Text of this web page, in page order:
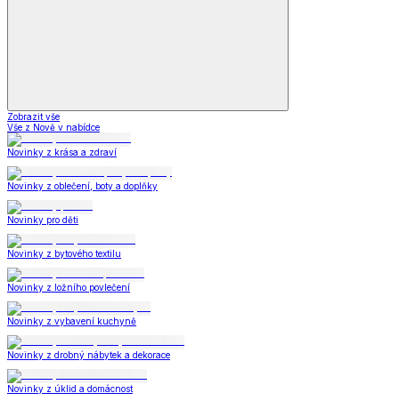
Zobrazit vše
Vše z Nově v nabídce
Novinky z krása a zdraví
Novinky z oblečení, boty a doplňky
Novinky pro děti
Novinky z bytového textilu
Novinky z ložního povlečení
Novinky z vybavení kuchyně
Novinky z drobný nábytek a dekorace
Novinky z úklid a domácnost